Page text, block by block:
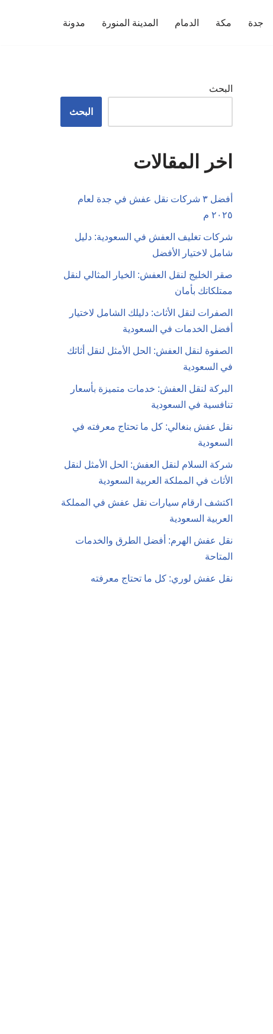
جدة مكة الدمام المدينة المنورة مدونة
البحث
البحث
اخر المقالات
أفضل ٣ شركات نقل عفش في جدة لعام
٢٠٢٥ م
شركات تغليف العفش في السعودية: دليل
شامل لاختيار الأفضل
صقر الخليج لنقل العفش: الخيار المثالي لنقل
ممتلكاتك بأمان
الصفرات لنقل الأثاث: دليلك الشامل لاختيار
أفضل الخدمات في السعودية
الصفوة لنقل العفش: الحل الأمثل لنقل أثاثك
في السعودية
البركة لنقل العفش: خدمات متميزة بأسعار
تنافسية في السعودية
نقل عفش بنغالي: كل ما تحتاج معرفته في
السعودية
شركة السلام لنقل العفش: الحل الأمثل لنقل
الأثاث في المملكة العربية السعودية
اكتشف ارقام سيارات نقل عفش في المملكة
العربية السعودية
نقل عفش الهرم: أفضل الطرق والخدمات
المتاحة
نقل عفش لوري: كل ما تحتاج معرفته